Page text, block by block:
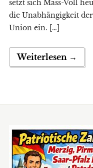
setzt sich Mass-Voll
die Unabhängigkeit
Union ein. […]
Weiterlesen →